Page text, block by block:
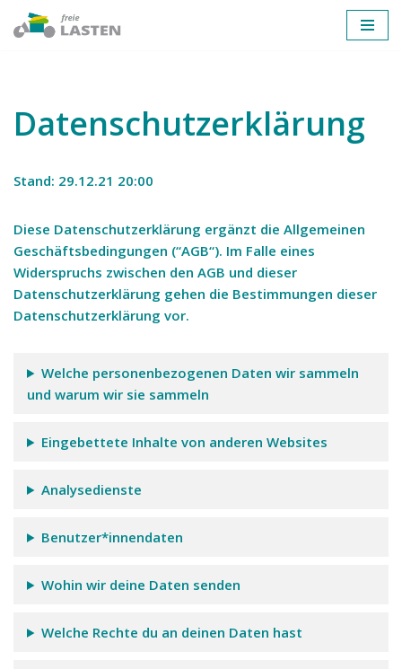
Datenschutzerklärung
Stand: 29.12.21 20:00
Diese Datenschutzerklärung ergänzt die Allgemeinen
Geschäftsbedingungen (“AGB“). Im Falle eines
Widerspruchs zwischen den AGB und dieser
Datenschutzerklärung gehen die Bestimmungen dieser
Datenschutzerklärung vor.
Welche personenbezogenen Daten wir sammeln
und warum wir sie sammeln
Eingebettete Inhalte von anderen Websites
Analysedienste
Benutzer*innendaten
Wohin wir deine Daten senden
Welche Rechte du an deinen Daten hast